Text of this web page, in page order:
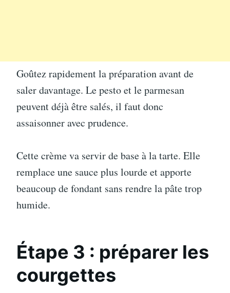
Goûtez rapidement la préparation avant de
saler davantage. Le pesto et le parmesan
peuvent déjà être salés, il faut donc
assaisonner avec prudence.
Cette crème va servir de base à la tarte. Elle
remplace une sauce plus lourde et apporte
beaucoup de fondant sans rendre la pâte trop
humide.
Étape 3 : préparer les
courgettes